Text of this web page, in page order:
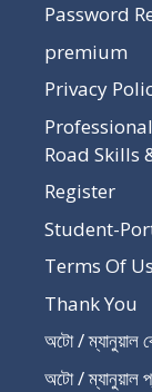
Password
premium
Privacy
Road Skills
Register
Student-
Terms Of
Thank You
অটো / ম্যানুয়াল
অটো / ম্যানুয়াল